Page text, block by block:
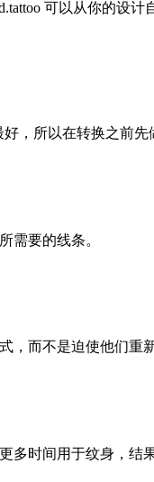
可以从你的设计
，所以在转换之前先
需要的线条。
，而不是迫使他们重新
时间用于纹身，结